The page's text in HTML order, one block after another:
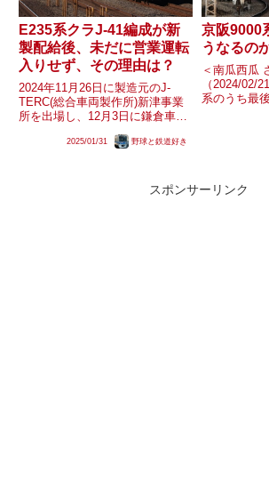
E235系クラJ-41編成が新
製配給後、未だに営業運転
入りせず、その理由は？
2024年11月26日に製造元のJ-
TERC(総合車両製作所)新津事業
所を出場し、12月3日に鎌倉車両
た、E235系クラJ-41編成。本来
2025/01/31 野球と鉄道好き
京阪9000
うなるの
＜南瓜西瓜
（2024/02/
系のうち最
内で中間車
スポンサーリンク